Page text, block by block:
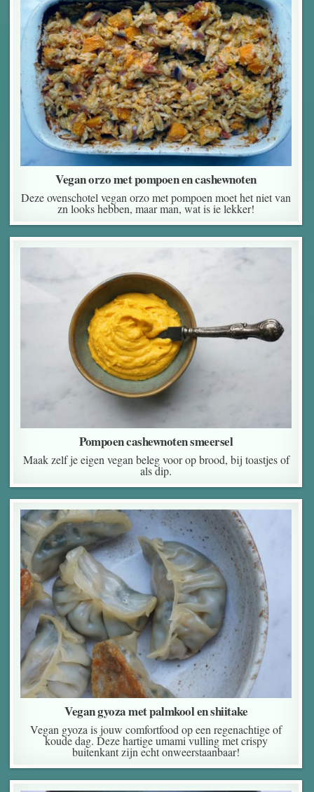
Vegan orzo met pompoen en cashewnoten
Deze ovenschotel vegan orzo met pompoen moet het niet van
zn looks hebben, maar man, wat is ie lekker!
Pompoen cashewnoten smeersel
Maak zelf je eigen vegan beleg voor op brood, bij toastjes of
als dip.
Vegan gyoza met palmkool en shiitake
Vegan gyoza is jouw comfortfood op een regenachtige of
koude dag. Deze hartige umami vulling met crispy
buitenkant zijn echt onweerstaanbaar!